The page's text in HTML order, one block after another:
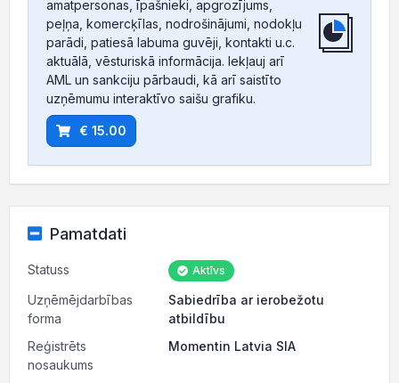
amatpersonas, īpašnieki, apgrozījums,
peļņa, komercķīlas, nodrošinājumi, nodokļu
parādi, patiesā labuma guvēji, kontakti u.c.
aktuālā, vēsturiskā informācija. Iekļauj arī
AML un sankciju pārbaudi, kā arī saistīto
uzņēmumu interaktīvo saišu grafiku.
€ 15.00
Pamatdati
Statuss Aktīvs
Uzņēmējdarbības
forma
Sabiedrība ar ierobežotu
atbildību
Reģistrēts
nosaukums
Momentin Latvia SIA